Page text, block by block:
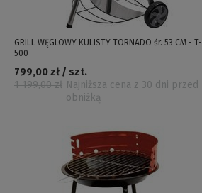
GRILL WĘGLOWY KULISTY TORNADO śr. 53 CM - T-
500
1 199,00 zł Najniższa cena z 30 dni przed
obniżką
799,00 zł / szt.